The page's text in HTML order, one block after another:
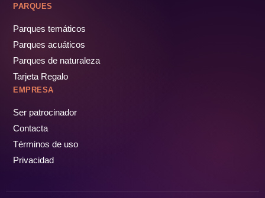
PARQUES
Parques temáticos
Parques acuáticos
Parques de naturaleza
Tarjeta Regalo
EMPRESA
Ser patrocinador
Contacta
Términos de uso
Privacidad